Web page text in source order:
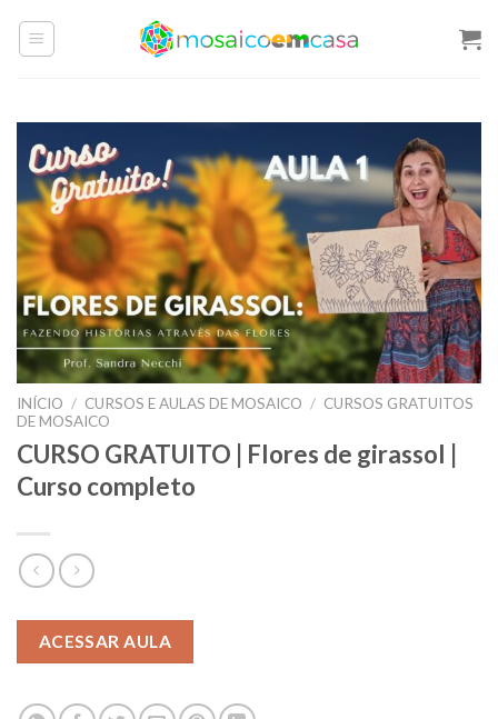
INÍCIO / CURSOS E AULAS DE MOSAICO / CURSOS GRATUITOS
DE MOSAICO
CURSO GRATUITO | Flores de girassol |
Curso completo
ACESSAR AULA